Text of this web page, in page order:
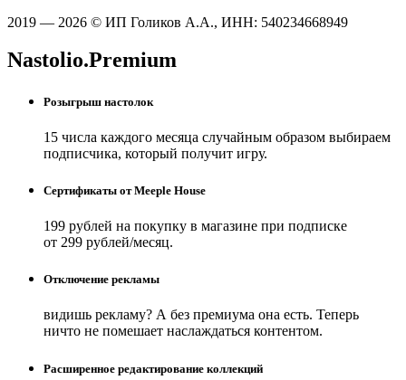
2019 — 2026 © ИП Голиков А.А., ИНН: 540234668949
Nastolio.Premium
Розыгрыш настолок
15 числа каждого месяца случайным образом выбираем
подписчика, который получит игру.
Сертификаты от Meeple House
199 рублей на покупку в магазине при подписке
от 299 рублей/месяц.
Отключение рекламы
видишь рекламу? А без премиума она есть. Теперь
ничто не помешает наслаждаться контентом.
Расширенное редактирование коллекций